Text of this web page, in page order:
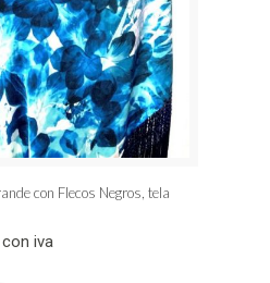
con Flecos Negros, tela
con iva